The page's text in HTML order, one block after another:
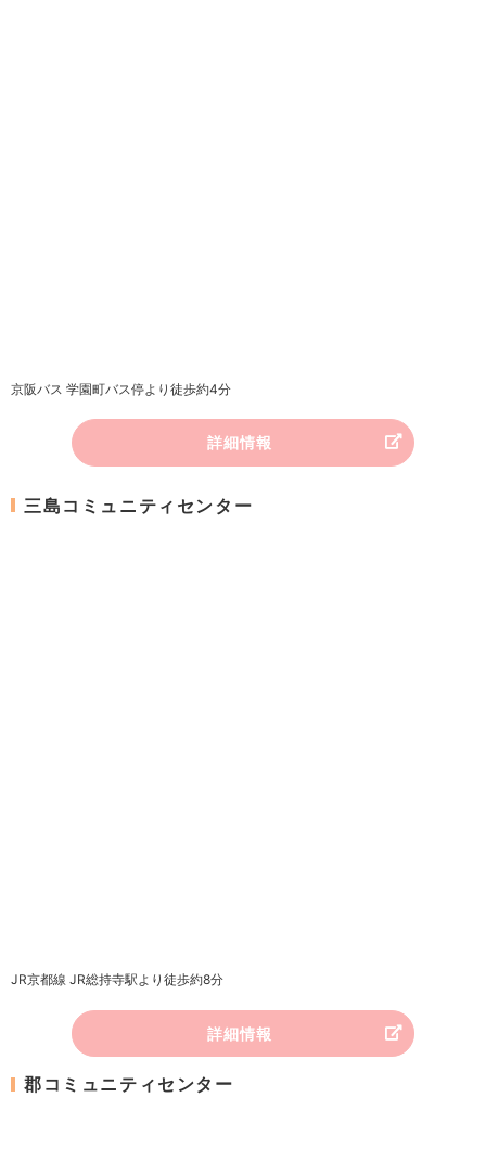
京阪バス 学園町バス停より徒歩約4分
詳細情報
三島コミュニティセンター
JR京都線 JR総持寺駅より徒歩約8分
詳細情報
郡コミュニティセンター